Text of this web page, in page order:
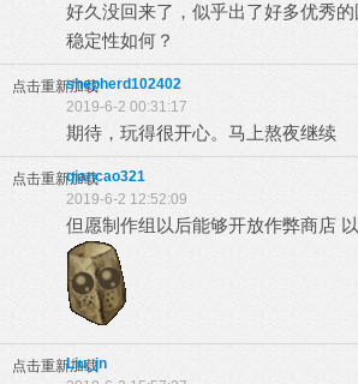
好久没回来了，似乎出了好多优秀
稳定性如何？
点击重新加载shepherd102402
2019-6-2 00:31:17
期待，玩得很开心。马上熬夜继续
点击重新加载qiancao321
2019-6-2 12:52:09
但愿制作组以后能够开放作弊商店
点击重新加载
Liu_jn